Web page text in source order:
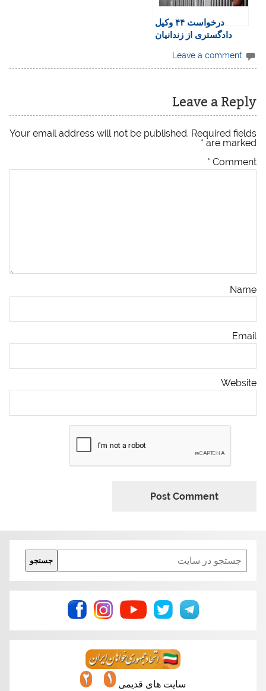
درخواست ۴۴ وکیل
دادگستری از زندانیان
و صدمه به خود صرف
نظر کنید
Leave a comment
Leave a Reply
Your email address will not be published. Required fields
are marked
*
Comment
*
Name
Email
Website
Search
جستجو
سایت های قدیمی